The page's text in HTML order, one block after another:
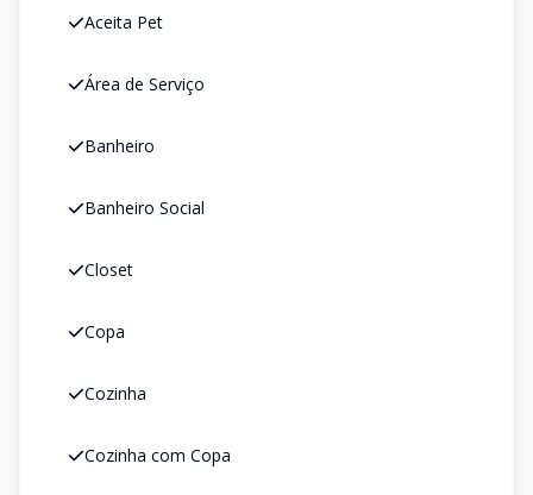
Aceita Pet
Área de Serviço
Banheiro
Banheiro Social
Closet
Copa
Cozinha
Cozinha com Copa